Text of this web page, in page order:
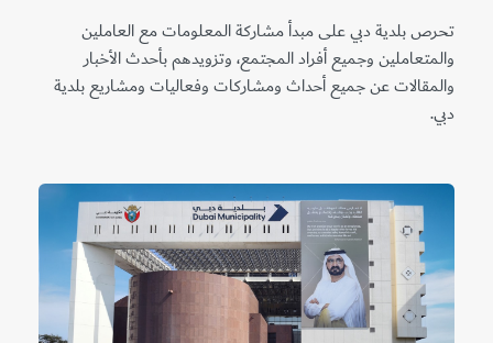
تحرص بلدية دبي على مبدأ مشاركة المعلومات مع العاملين
والمتعاملين وجميع أفراد المجتمع، وتزويدهم بأحدث الأخبار
والمقالات عن جميع أحداث ومشاركات وفعاليات ومشاريع بلدية
دبي.